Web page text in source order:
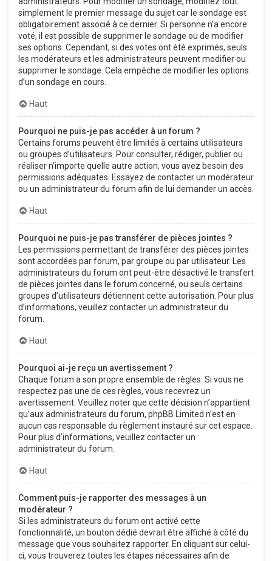
simplement le premier message du sujet car le sondage est
obligatoirement associé à ce dernier. Si personne n’a encore
voté, il est possible de supprimer le sondage ou de modifier
ses options. Cependant, si des votes ont été exprimés, seuls
les modérateurs et les administrateurs peuvent modifier ou
supprimer le sondage. Cela empêche de modifier les options
d’un sondage en cours.
Haut
Pourquoi ne puis-je pas accéder à un forum ?
Certains forums peuvent être limités à certains utilisateurs
ou groupes d’utilisateurs. Pour consulter, rédiger, publier ou
réaliser n’importe quelle autre action, vous avez besoin des
permissions adéquates. Essayez de contacter un modérateur
ou un administrateur du forum afin de lui demander un accès.
Haut
Pourquoi ne puis-je pas transférer de pièces jointes ?
Les permissions permettant de transférer des pièces jointes
sont accordées par forum, par groupe ou par utilisateur. Les
administrateurs du forum ont peut-être désactivé le transfert
de pièces jointes dans le forum concerné, ou seuls certains
groupes d’utilisateurs détiennent cette autorisation. Pour plus
d’informations, veuillez contacter un administrateur du
forum.
Haut
Pourquoi ai-je reçu un avertissement ?
Chaque forum a son propre ensemble de règles. Si vous ne
respectez pas une de ces règles, vous recevrez un
avertissement. Veuillez noter que cette décision n’appartient
qu’aux administrateurs du forum, phpBB Limited n’est en
aucun cas responsable du règlement instauré sur cet espace.
Pour plus d’informations, veuillez contacter un
administrateur du forum.
Haut
Comment puis-je rapporter des messages à un
modérateur ?
Si les administrateurs du forum ont activé cette
fonctionnalité, un bouton dédié devrait être affiché à côté du
message que vous souhaitez rapporter. En cliquant sur celui-
ci, vous trouverez toutes les étapes nécessaires afin de